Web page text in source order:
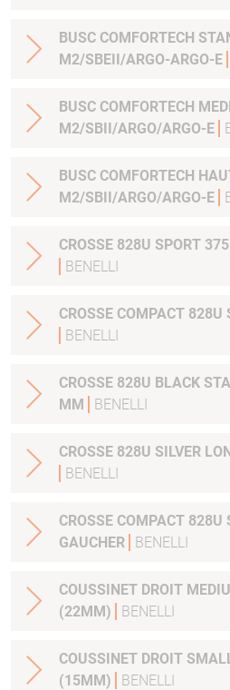
BUSC COMFORTECH
M2/SBEII/ARGO-ARGO-E
BUSC COMFORTECH
M2/SBII/ARGO/ARGO-E
BUSC COMFORTECH
M2/SBII/ARGO/ARGO-E
CROSSE 828U SPORT
BENELLI
CROSSE COMPACT
BENELLI
CROSSE 828U BLACK STANDARD LONGUEUR 372
MM
BENELLI
CROSSE 828U SILVER
BENELLI
CROSSE COMPACT
GAUCHER
BENELLI
COUSSINET DROIT
(22MM)
BENELLI
COUSSINET DROIT
(15MM)
BENELLI